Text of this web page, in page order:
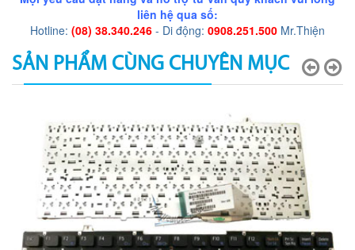
liên hệ qua số:
Hotline: (08) 38.340.246 - Di động: 0908.251.500 Mr.Thiện
SẢN PHẨM CÙNG CHUYÊN MỤC